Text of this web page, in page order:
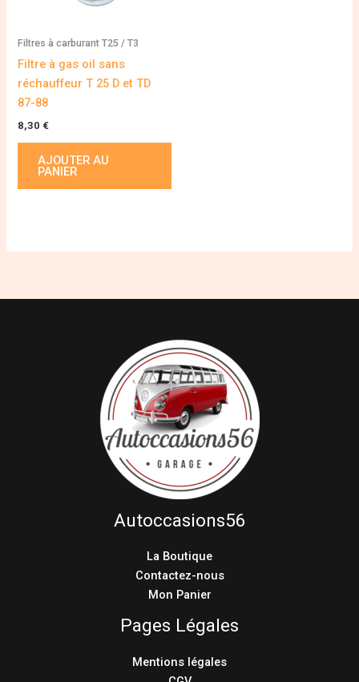
Filtres à carburant T25 / T3
Filtre à gas oil sans
réchauffeur T 25 D et TD
87-88
8,30 €
AJOUTER AU
PANIER
Autoccasions56
La Boutique
Contactez-nous
Mon Panier
Pages Légales
Mentions légales